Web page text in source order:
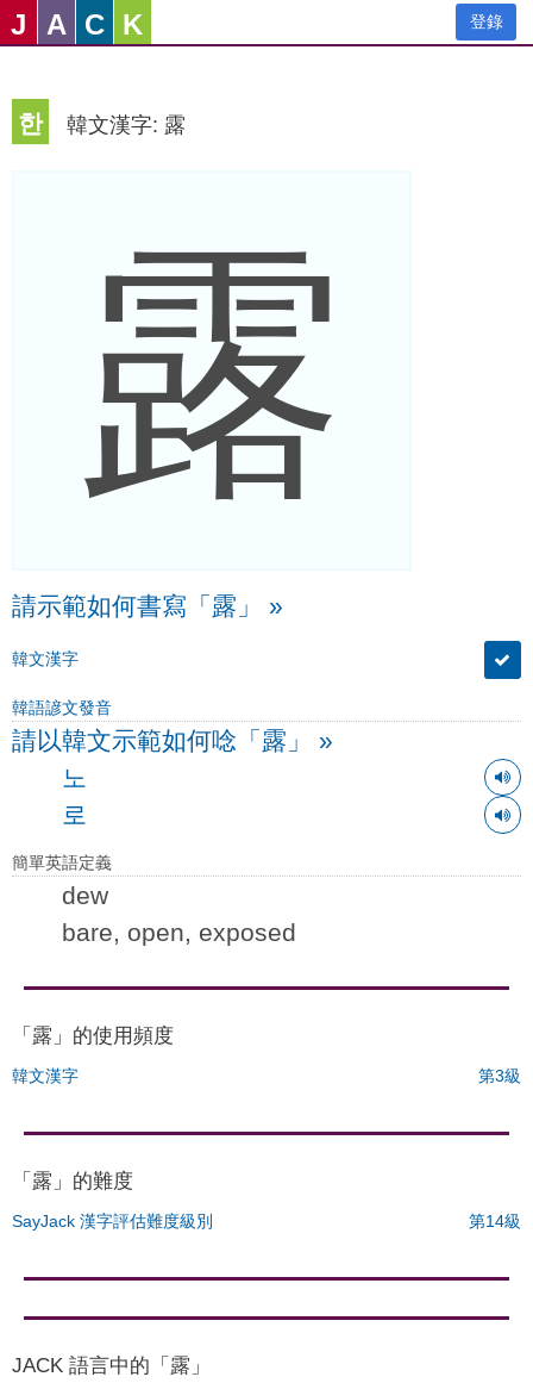
J A C K 登錄
한 韓文漢字: 露
露
請示範如何書寫「露」 »
韓文漢字
韓語諺文發音
請以韓文示範如何唸「露」
»
노
로
簡單英語定義
dew
bare, open, exposed
「露」的使用頻度
韓文漢字 第3級
「露」的難度
SayJack 漢字評估難度級別 第14級
JACK 語言中的「露」